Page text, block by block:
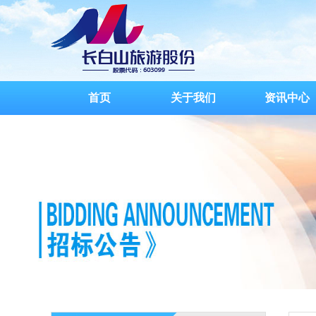
首页 关于我们 资讯中心